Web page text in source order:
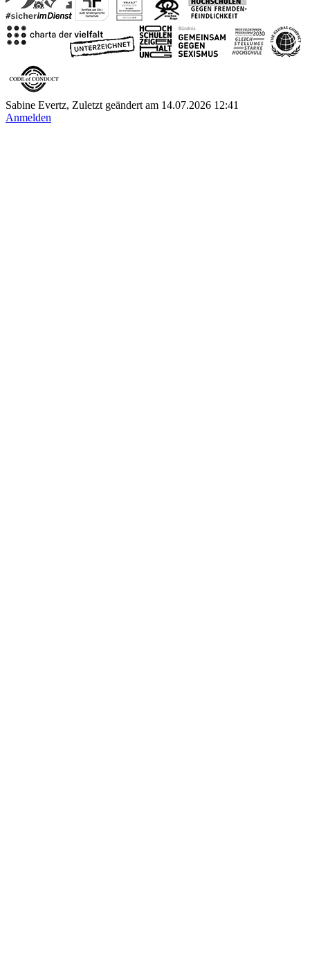
Sabine Evertz, Zuletzt geändert am 14.07.2026 12:41
Anmelden